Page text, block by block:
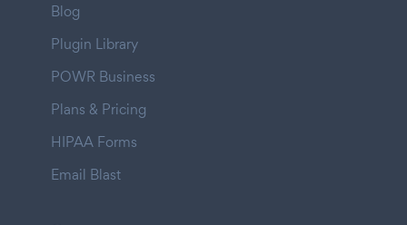
Blog
Plugin Library
POWR Business
Plans & Pricing
HIPAA Forms
Email Blast